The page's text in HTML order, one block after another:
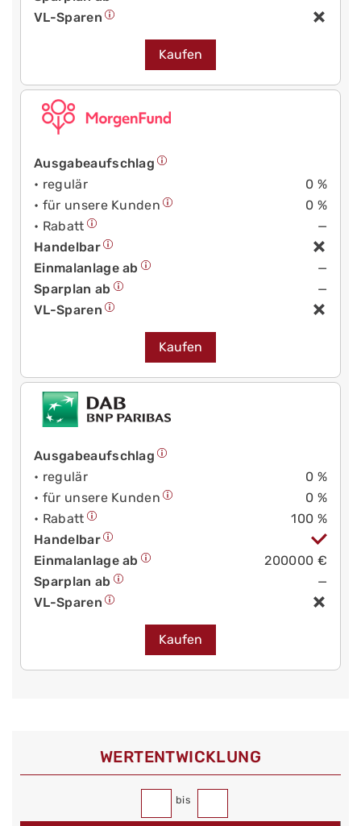
VL-Sparen
Kaufen
Ausgabeaufschlag
• regulär
0 %
• für unsere Kunden
0 %
• Rabatt
—
Handelbar
Einmalanlage ab
—
Sparplan ab
—
VL-Sparen
Kaufen
Ausgabeaufschlag
• regulär
0 %
• für unsere Kunden
0 %
• Rabatt
100 %
Handelbar
Einmalanlage ab
200000 €
Sparplan ab
—
VL-Sparen
Kaufen
WERT­ENTWICKLUNG
bis